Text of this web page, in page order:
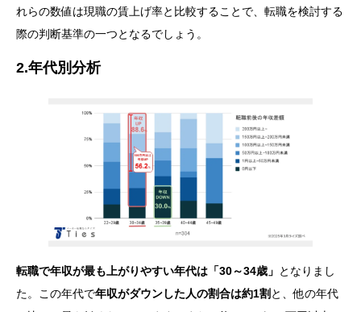
れらの数値は現職の賃上げ率と比較することで、転職を検討する
際の判断基準の一つとなるでしょう。
2.年代別分析
転職で年収が最も上がりやすい年代は「30～34歳」 となりまし
た。この年代で年収がダウンした人の割合は約1割 と、他の年代